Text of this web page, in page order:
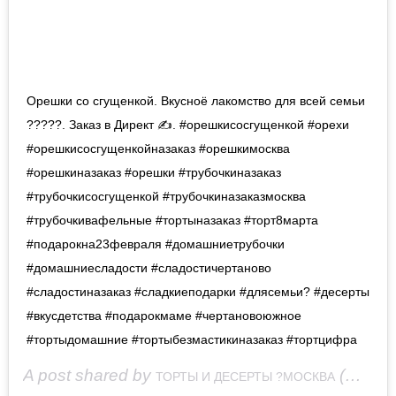
Орешки со сгущенкой. Вкусноё лакомство для всей семьи
?‍?‍?‍??. Заказ в Директ ✍. #орешкисосгущенкой #орехи
#орешкисосгущенкойназаказ #орешкимосква
#орешкиназаказ #орешки #трубочкиназаказ
#трубочкисосгущенкой #трубочкиназаказмосква
#трубочкивафельные #тортыназаказ #торт8марта
#подарокна23февраля #домашниетрубочки
#домашниесладости #сладостичертаново
#сладостиназаказ #сладкиеподарки #длясемьи? #десерты
#вкусдетства #подарокмаме #чертановоюжное
#тортыдомашние #тортыбезмастикиназаказ #тортцифра
A post shared by ТОРТЫ И ДЕСЕРТЫ ?МОСКВА(@natalija_cake) on